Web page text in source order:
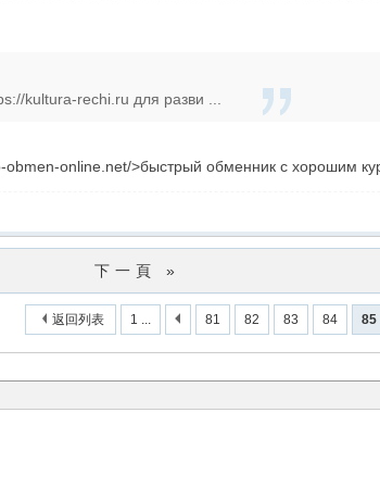
kultura-rechi.ru для разви ...
obmen-online.net/>быстрый обменник с хорошим
下一頁 »
1 ... 81 82 83 84 85
返回列表